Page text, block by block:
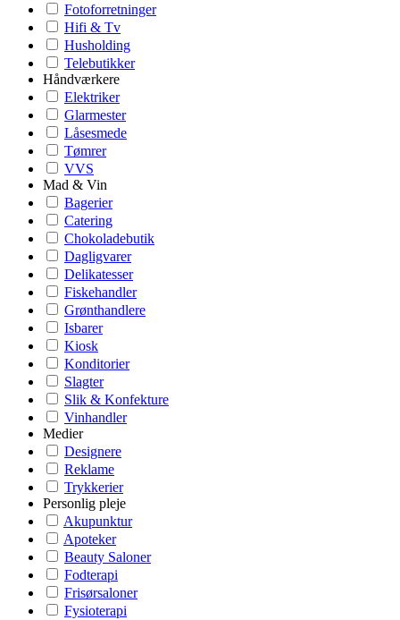
Fotoforretninger
Hifi & Tv
Husholding
Telebutikker
Håndværkere
Elektriker
Glarmester
Låsesmede
Tømrer
VVS
Mad & Vin
Bagerier
Catering
Chokoladebutik
Dagligvarer
Delikatesser
Fiskehandler
Grønthandlere
Isbarer
Kiosk
Konditorier
Slagter
Slik & Konfekture
Vinhandler
Medier
Designere
Reklame
Trykkerier
Personlig pleje
Akupunktur
Apoteker
Beauty Saloner
Fodterapi
Frisørsaloner
Fysioterapi